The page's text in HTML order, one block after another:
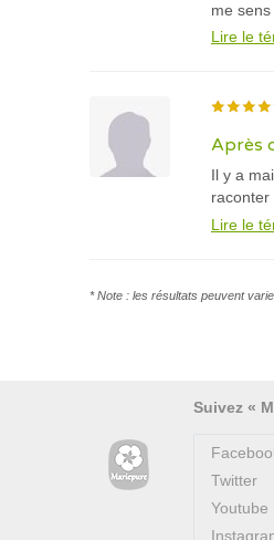
me
Lire le
Après
Il y a
raconter
Lire le
* Note : les résultats peuvent
Suivez «
Twitter
Youtube